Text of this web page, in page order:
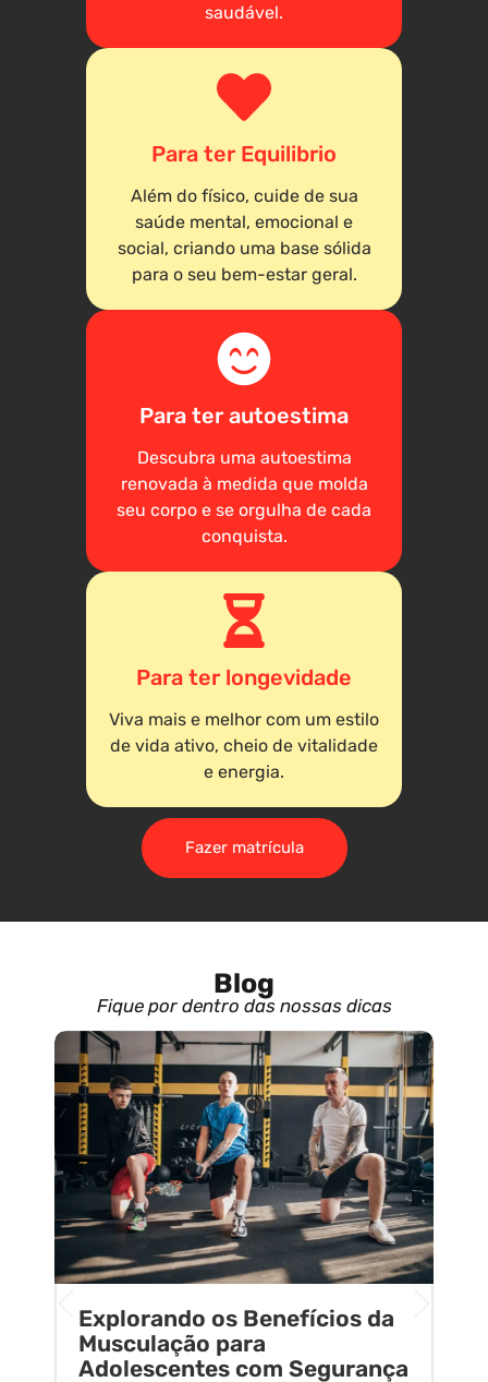
saudável.
Para ter Equilibrio
Além do físico, cuide de sua
saúde mental, emocional e
social, criando uma base sólida
para o seu bem-estar geral.
Para ter autoestima
Descubra uma autoestima
renovada à medida que molda
seu corpo e se orgulha de cada
conquista.
Para ter longevidade
Viva mais e melhor com um estilo
de vida ativo, cheio de vitalidade
e energia.
Fazer matrícula
Blog
Fique por dentro das nossas dicas
Explorando os Benefícios da
Musculação para
Adolescentes com Segurança